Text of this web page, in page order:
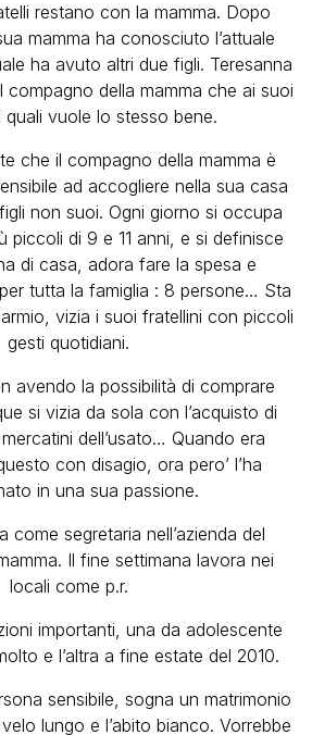
restano con la mamma. Dopo
mamma ha conosciuto l’attuale
ha avuto altri due figli. Teresanna
compagno della mamma che ai suoi
quali vuole lo stesso bene.
che il compagno della mamma è
ad accogliere nella sua casa
non suoi. Ogni giorno si occupa
piccoli di 9 e 11 anni, e si definisce
di casa, adora fare la spesa e
tutta la famiglia : 8 persone… Sta
vizia i suoi fratellini con piccoli
gesti quotidiani.
avendo la possibilità di comprare
si vizia da sola con l’acquisto di
dell’usato… Quando era
con disagio, ora pero’ l’ha
in una sua passione.
come segretaria nell’azienda del
Il fine settimana lavora nei
locali come p.r.
importanti, una da adolescente
e l’altra a fine estate del 2010.
sensibile, sogna un matrimonio
lungo e l’abito bianco. Vorrebbe